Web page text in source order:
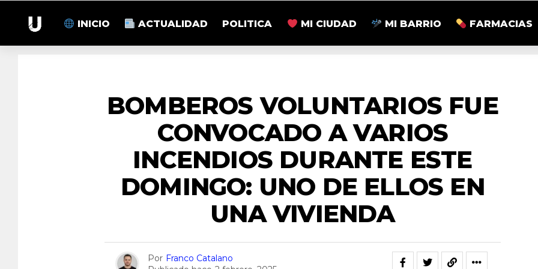
INICIO ACTUALIDAD POLITICA MI CIUDAD MI BARRIO FARMACIAS
BOMBEROS VOLUNTARIOS FUE
CONVOCADO A VARIOS
INCENDIOS DURANTE ESTE
DOMINGO: UNO DE ELLOS EN
UNA VIVIENDA
Por Franco Catalano